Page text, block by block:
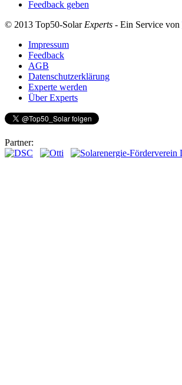
Feedback geben
© 2013 Top50-Solar Experts - Ein Service von
Impressum
Feedback
AGB
Datenschutzerklärung
Experte werden
Über Experts
Partner: